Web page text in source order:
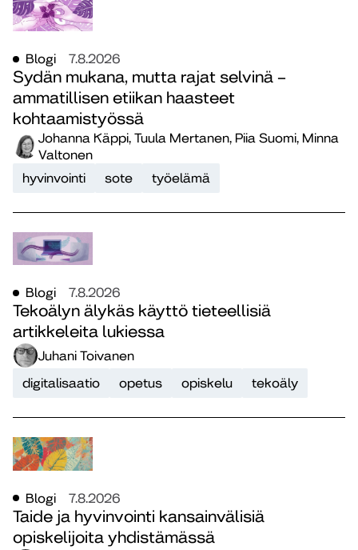
Blogi 7.8.2026
Sydän mukana, mutta rajat selvinä –
ammatillisen etiikan haasteet
kohtaamistyössä
Johanna Käppi, Tuula Mertanen, Piia Suomi, Minna
Valtonen
hyvinvointi
sote työelämä
Blogi 7.8.2026
Tekoälyn älykäs käyttö tieteellisiä
artikkeleita lukiessa
Juhani Toivanen
digitalisaatio
opetus opiskelu tekoäly
Blogi 7.8.2026
Taide ja hyvinvointi kansainvälisiä
opiskelijoita yhdistämässä